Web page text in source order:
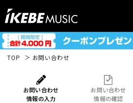
TOP お問い合わせ
お問い合わせ
情報の入力
お問い合わせ
情報の確認